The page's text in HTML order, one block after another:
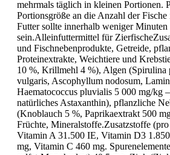
mehrmals täglich in kleinen Portionen.
Portionsgröße an die Anzahl der
Futter sollte innerhalb weniger Minuten
sein.Alleinfuttermittel für
und Fischnebenprodukte, Getreide,
Proteinextrakte, Weichtiere und
10 %, Krillmehl 4 %), Algen (Spirulina
vulgaris, Ascophyllum nodosum,
Haematococcus pluvialis 5 000 mg/kg
natürliches Astaxanthin), pflanzliche
(Knoblauch 5 %, Paprikaextrakt 500
Früchte, Mineralstoffe.Zusatzstoffe
Vitamin A 31.500 IE, Vitamin D3
mg, Vitamin C 460 mg.